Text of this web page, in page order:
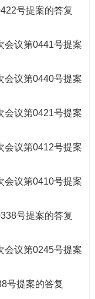
号提案的答复
会议第0441号提案
会议第0440号提案
会议第0421号提案
会议第0412号提案
会议第0410号提案
号提案的答复
会议第0245号提案
号提案的答复